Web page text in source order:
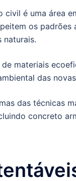
civil é uma área
os
naturais.
materiais
das
das técnicas
concreto